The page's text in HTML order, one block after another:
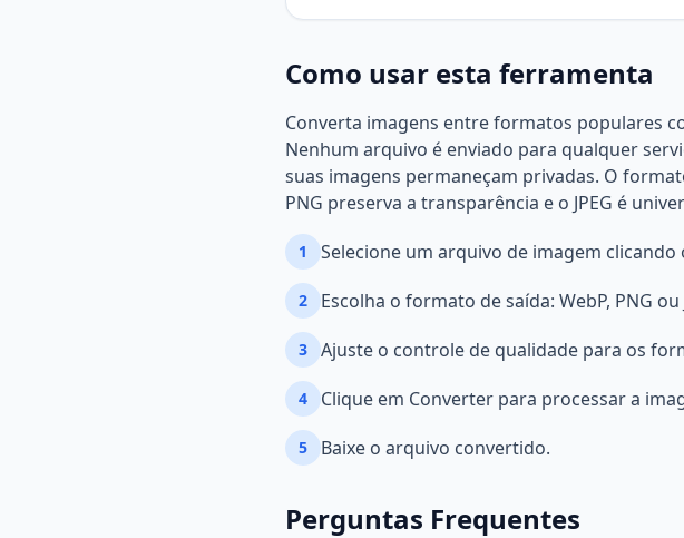
Como usar esta ferramenta
Converta imagens entre formatos populares
Nenhum arquivo é enviado para qualquer
suas imagens permaneçam privadas. O
PNG preserva a transparência e o JPEG é
1 Selecione um arquivo de imagem
2 Escolha o formato de saída: WebP, PNG ou
3 Ajuste o controle de qualidade para os
4 Clique em Converter para processar a
5 Baixe o arquivo convertido.
Perguntas Frequentes